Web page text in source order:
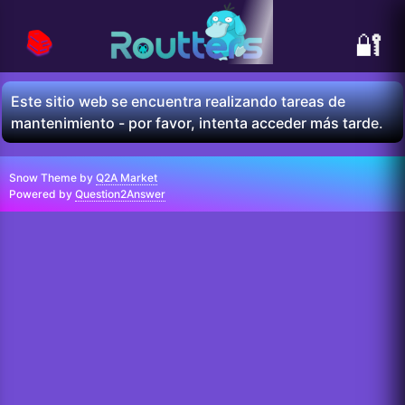
🔐
📚
Este sitio web se encuentra realizando tareas de
mantenimiento - por favor, intenta acceder más tarde.
Snow Theme by Q2A Market
Powered by Question2Answer